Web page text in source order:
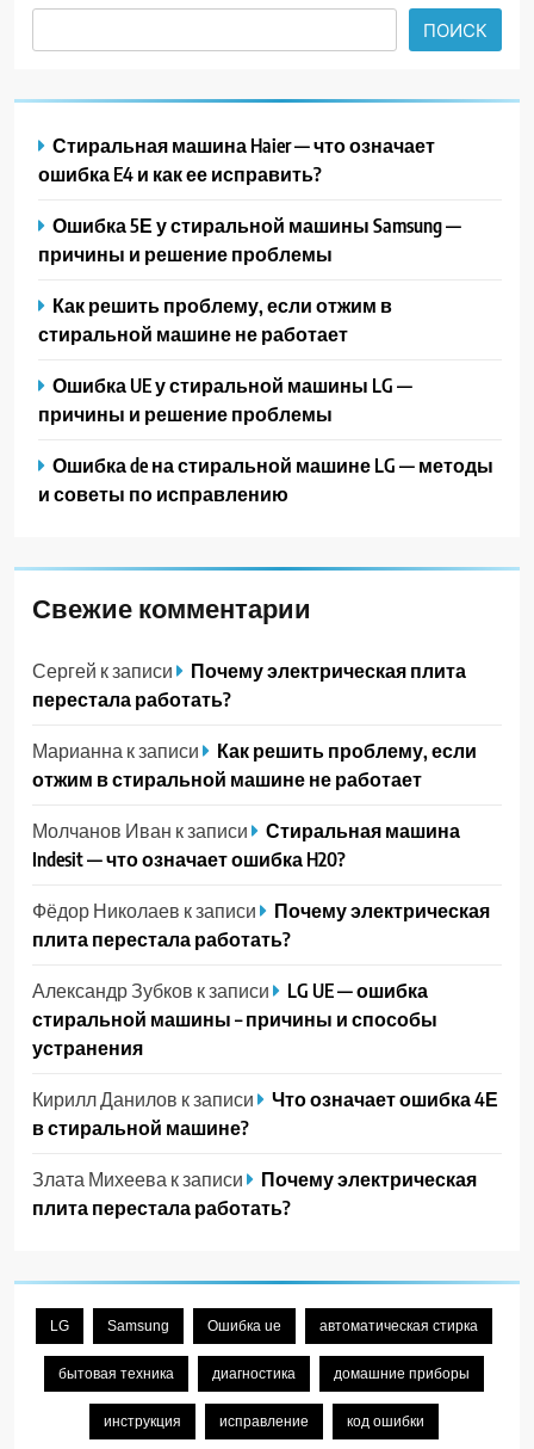
ПОИСК
Стиральная машина Haier — что означает
ошибка E4 и как ее исправить?
Ошибка 5Е у стиральной машины Samsung —
причины и решение проблемы
Как решить проблему, если отжим в
стиральной машине не работает
Ошибка UE у стиральной машины LG —
причины и решение проблемы
Ошибка de на стиральной машине LG — методы
и советы по исправлению
Свежие комментарии
Сергей к записи
Почему электрическая плита
перестала работать?
Марианна к записи
Как решить проблему, если
отжим в стиральной машине не работает
Молчанов Иван к записи
Стиральная машина
Indesit — что означает ошибка H20?
Фёдор Николаев к записи
Почему электрическая
плита перестала работать?
Александр Зубков к записи
LG UE — ошибка
стиральной машины – причины и способы
устранения
Кирилл Данилов к записи
Что означает ошибка 4Е
в стиральной машине?
Злата Михеева к записи
Почему электрическая
плита перестала работать?
LG Samsung Ошибка ue автоматическая стирка
бытовая техника диагностика домашние приборы
инструкция исправление код ошибки